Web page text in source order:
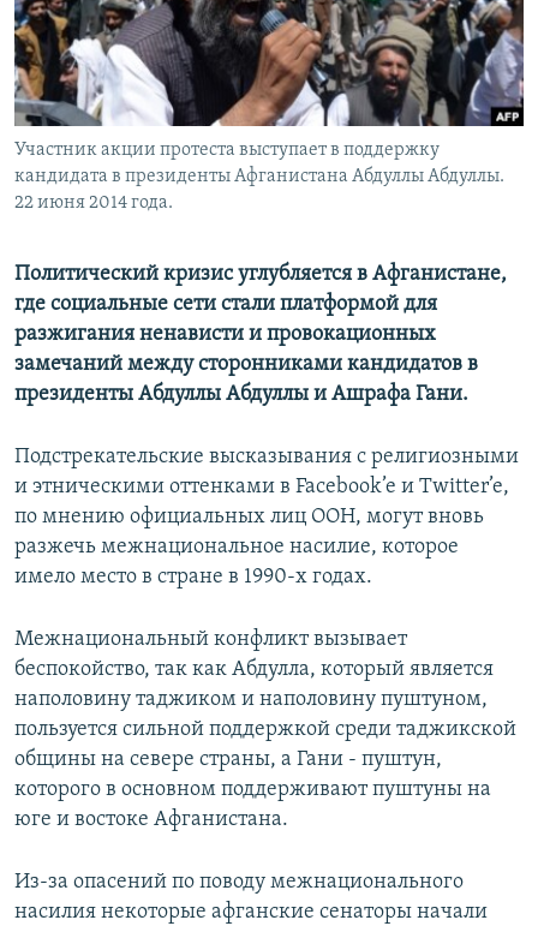
Участник акции протеста выступает в поддержку
кандидата в президенты Афганистана Абдуллы Абдуллы.
22 июня 2014 года.
Политический кризис углубляется в Афганистане,
где социальные сети стали платформой для
разжигания ненависти и провокационных
замечаний между сторонниками кандидатов в
президенты Абдуллы Абдуллы и Ашрафа Гани.
Подстрекательские высказывания с религиозными
и этническими оттенками в Facebook’e и Twitter’e,
по мнению официальных лиц ООН, могут вновь
разжечь межнациональное насилие, которое
имело место в стране в 1990-х годах.
Межнациональный конфликт вызывает
беспокойство, так как Абдулла, который является
наполовину таджиком и наполовину пуштуном,
пользуется сильной поддержкой среди таджикской
общины на севере страны, а Гани - пуштун,
которого в основном поддерживают пуштуны на
юге и востоке Афганистана.
Из-за опасений по поводу межнационального
насилия некоторые афганские сенаторы начали